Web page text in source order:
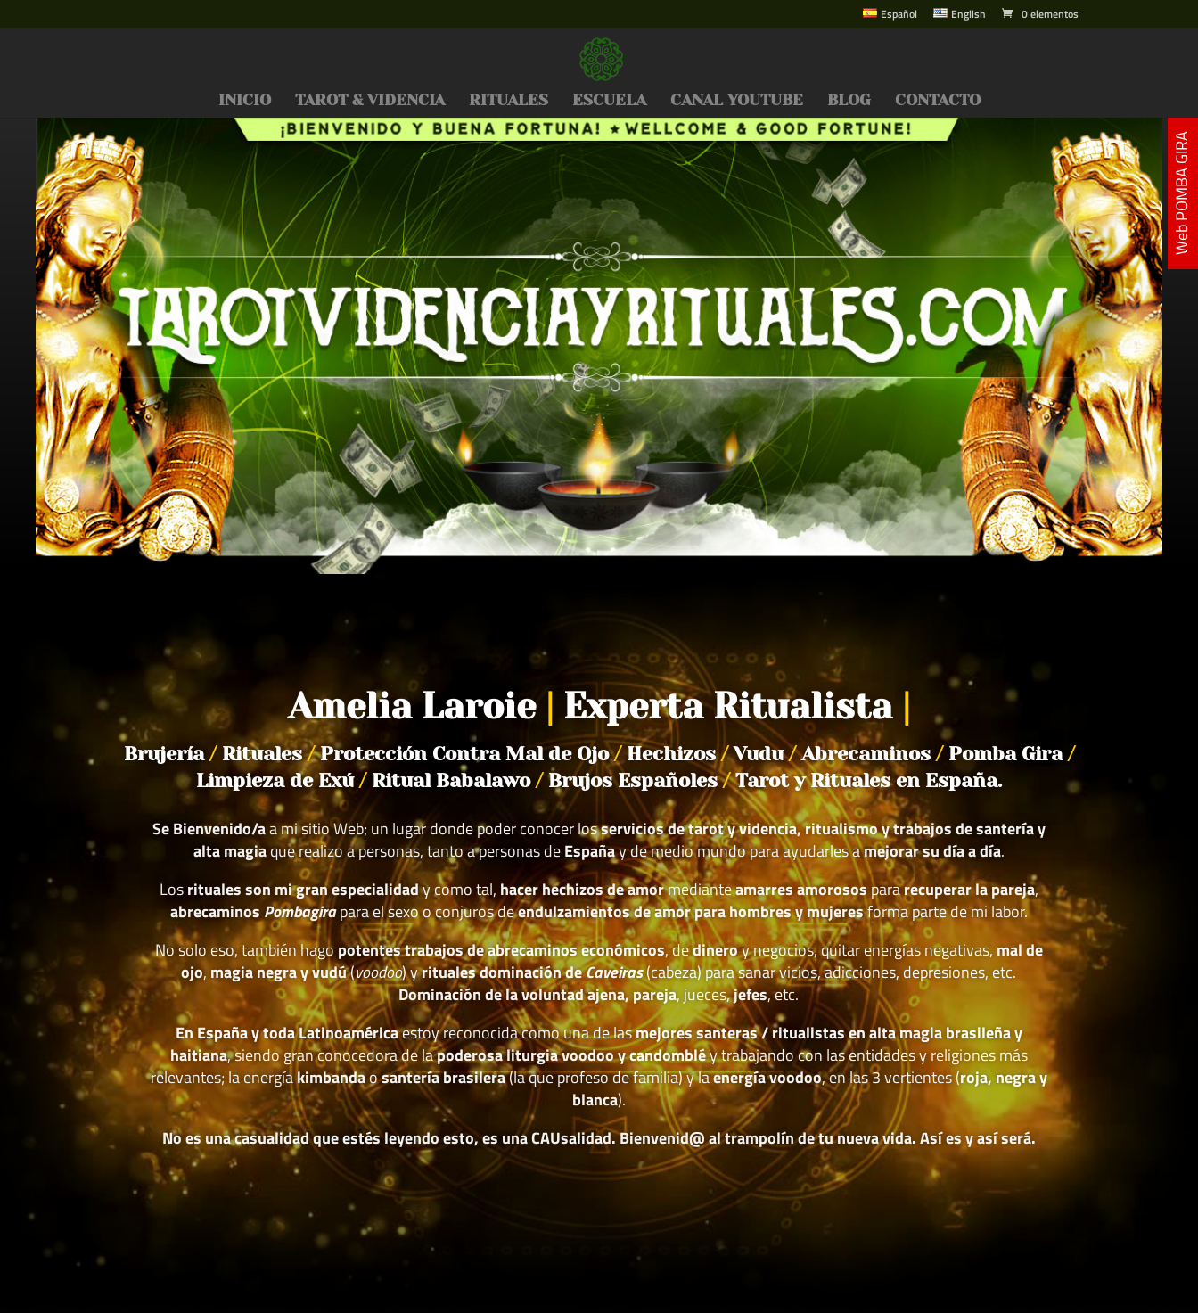
Español English 0 elementos
INICIO TAROT & VIDENCIA RITUALES ESCUELA CANAL YOUTUBE BLOG CONTACTO
Amelia Laroie Experta Ritualista
Brujería /Rituales/Protección Contra Mal de Ojo/Hechizos/Vudu/Abrecaminos /Pomba Gira /
Limpieza de Exú /Ritual Babalawo /Brujos Españoles/Tarot y Rituales en España.
Se Bienvenido/aa mi sitio Web; un lugar donde poder conocer losservicios de tarot y videncia, ritualismo y trabajos de santería y
alta magiaque realizo a personas, tanto a personas deEspañay de medio mundo para ayudarles amejorar su día a día.
Losrituales son mi gran especialidady como tal, hacer hechizos de amormedianteamarres amorosospararecuperar la pareja,
abrecaminos Pombagirapara el sexo o conjuros deendulzamientos de amor para hombres y mujeresforma parte de mi labor.
No solo eso, también hago potentes trabajos de abrecaminos económicos, dedineroy negocios, quitar energías negativas, mal de
ojo, magia negra y vudú(voodoo) yrituales dominación deCaveiras(cabeza) para sanar vicios, adicciones, depresiones, etc.
Dominación de la voluntad ajena, pareja, jueces,jefes, etc.
En España y toda Latinoaméricaestoy reconocida como una de lasmejores santeras / ritualistas en alta magia brasileña y
haitiana, siendo gran conocedora de lapoderosa liturgia voodoo y candombléy trabajando con las entidades y religiones más
relevantes; la energíakimbandaosantería brasilera(la que profeso de familia) y laenergía voodoo, en las 3 vertientes (roja, negra y
blanca).
No es una casualidad que estés leyendo esto, es una CAUsalidad. Bienvenid@ al trampolín de tu nueva vida. Así es y así será.
Web POMBA GIRA